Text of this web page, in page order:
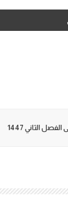
الثاني 1447